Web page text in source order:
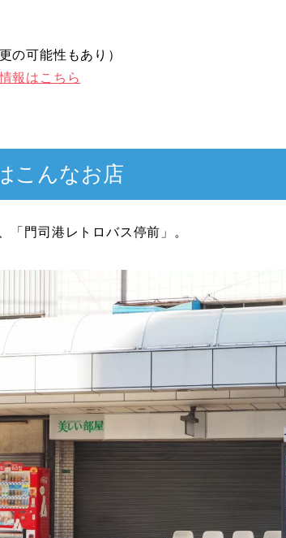
の可能性もあり）
報はこちら
こんなお店
「門司港レトロバス停前」。